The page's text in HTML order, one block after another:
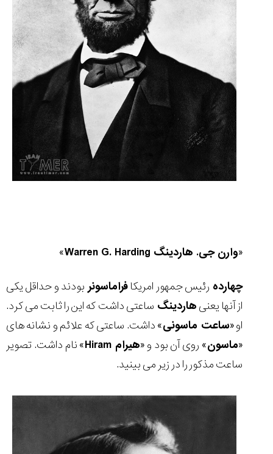
«وارن جی. هاردینگ Warren G. Harding
»
چهارده رئیس جمهور امریکافراماسونر بودند و حداقل یکی
از آنها یعنیهاردینگ ساعتی داشت که این را ثابت می کرد.
او «ساعت ماسونی» داشت. ساعتی که علائم و نشانه های
«ماسون» روی آن بود و «هیرام Hiram» نام داشت. تصویر
ساعت مذکور را در زیر می بینید.